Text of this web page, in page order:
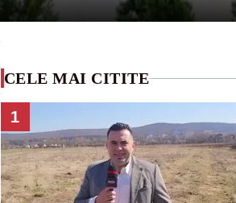
CELE MAI CITITE
1